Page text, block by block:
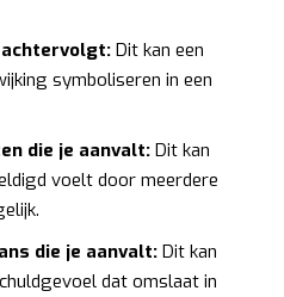
achtervolgt: Dit kan een
symboliseren in een
die je aanvalt: Dit kan
voelt door meerdere
die je aanvalt:Dit kan
dat omslaat in